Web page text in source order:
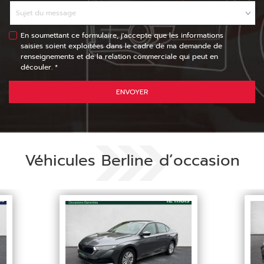
En soumettant ce formulaire, j'accepte que les informations
saisies soient exploitées dans le cadre de ma demande de
renseignements et de la relation commerciale qui peut en
découler. *
ENVOYER
Véhicules Berline d’occasion